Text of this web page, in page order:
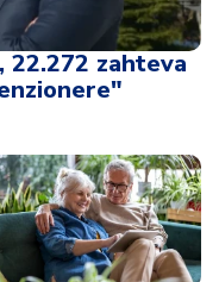
zahteva